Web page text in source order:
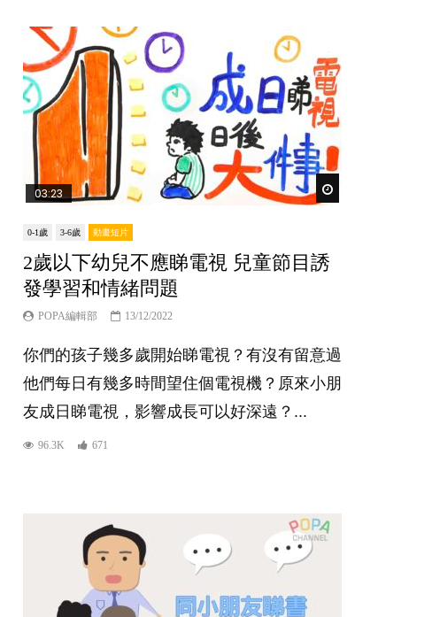
Watch Later03:23
0-1歲 3-6歲 動畫短片
2歲以下幼兒不應睇電視 兒童節目誘
發學習和情緒問題
POPA編輯部 13/12/2022
你們的孩子幾多歲開始睇電視？有沒有留意過
他們每日有幾多時間望住個電視機？原來小朋
友成日睇電視，影響成長可以好深遠？...
96.3K 671